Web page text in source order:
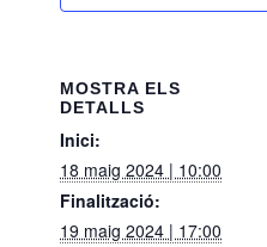
MOSTRA ELS
DETALLS
Inici:
18 maig 2024 | 10:00
Finalització:
19 maig 2024 | 17:00